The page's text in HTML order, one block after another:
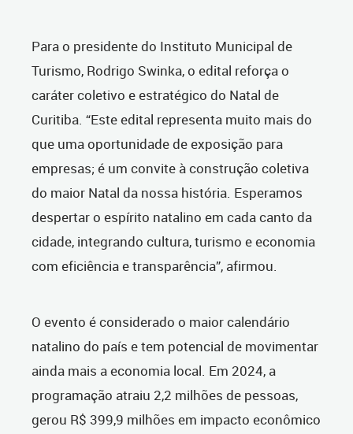
Para o presidente do Instituto Municipal de
Turismo, Rodrigo Swinka, o edital reforça o
caráter coletivo e estratégico do Natal de
Curitiba. “Este edital representa muito mais do
que uma oportunidade de exposição para
empresas; é um convite à construção coletiva
do maior Natal da nossa história. Esperamos
despertar o espírito natalino em cada canto da
cidade, integrando cultura, turismo e economia
com eficiência e transparência”, afirmou.
O evento é considerado o maior calendário
natalino do país e tem potencial de movimentar
ainda mais a economia local. Em 2024, a
programação atraiu 2,2 milhões de pessoas,
gerou R$ 399,9 milhões em impacto econômico